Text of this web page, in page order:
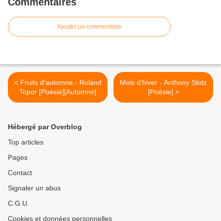
Ajouter un commentaire
< Fruits d'automne - Roland
Topor [Poésie][Automne]
Mois d'hiver - Anthony Stolz
[Poésie] >
Hébergé par Overblog
Top articles
Pages
Contact
Signaler un abus
C.G.U.
Cookies et données personnelles